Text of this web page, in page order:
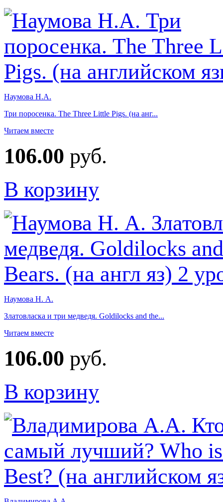
Наумова Н.А.
Три поросенка. The Three Little Pigs. (на анг...
Читаем вместе
106.00 руб.
В корзину
Наумова Н. А.
Златовласка и три медведя. Goldilocks and the...
Читаем вместе
106.00 руб.
В корзину